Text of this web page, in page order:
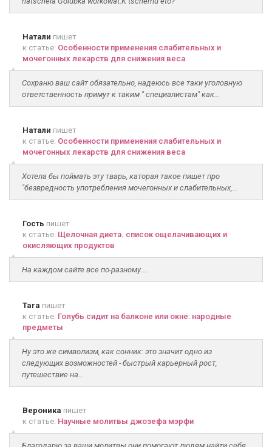
Натали пишет
к статье: Особенности применения слабительных и
мочегонных лекарств для снижения веса
Сохраню ваш сайт обязательно, надеюсь все таки уголовную
ответственность примут к таким " специалистам" как...
Натали пишет
к статье: Особенности применения слабительных и
мочегонных лекарств для снижения веса
Хотела бы поймать эту тварь, каторая такое пишет про
"безвредность употребления мочегонных и слабительных,...
Гость пишет
к статье: Щелочная диета. список ощелачивающих и
окисляющих продуктов
На каждом сайте все по-разному....
Tara пишет
к статье: Голубь сидит на балконе или окне: народные
предметы
Ну это же символизм, как сонник: это значит одно из
следующих возможностей - быстрый карьерный рост,
путешествие на...
Вероника пишет
к статье: Научные молитвы джозефа мэрфи